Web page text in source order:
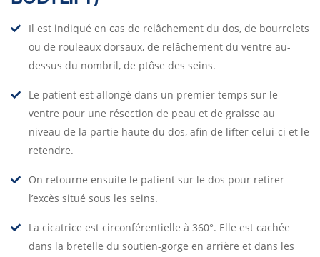
Il est indiqué en cas de relâchement du dos, de bourrelets
ou de rouleaux dorsaux, de relâchement du ventre au-
dessus du nombril, de ptôse des seins.
Le patient est allongé dans un premier temps sur le
ventre pour une résection de peau et de graisse au
niveau de la partie haute du dos, afin de lifter celui-ci et le
retendre.
On retourne ensuite le patient sur le dos pour retirer
l’excès situé sous les seins.
La cicatrice est circonférentielle à 360°. Elle est cachée
dans la bretelle du soutien-gorge en arrière et dans les